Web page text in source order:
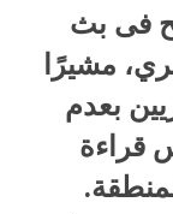
فى بث
مشيرًا
بعدم
قراءة